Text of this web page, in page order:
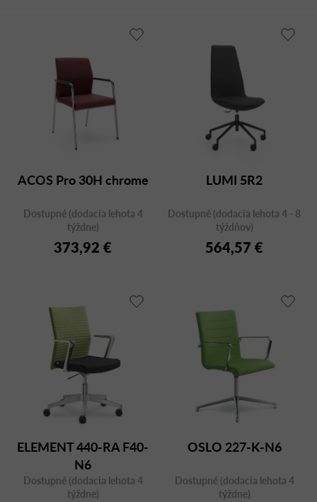
ACOS Pro 30H chrome
Dostupné (dodacia lehota 4
týždne)
373,92 €
LUMI 5R2
Dostupné (dodacia lehota 4 - 8
týždňov)
564,57 €
ELEMENT 440-RA F40-
N6
Dostupné (dodacia lehota 4
týždne)
OSLO 227-K-N6
Dostupné (dodacia lehota 4
týždne)